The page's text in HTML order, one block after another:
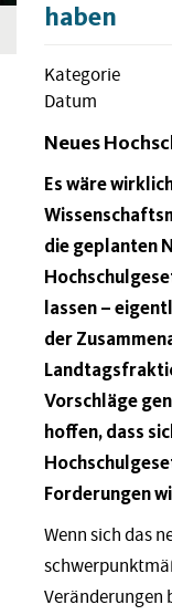
haben
Kategorie
Datum
Neues
Es wäre
die geplanten
lassen –
der
Vorschläge
hoffen, dass
Forderungen
Wenn sich das
Veränderungen